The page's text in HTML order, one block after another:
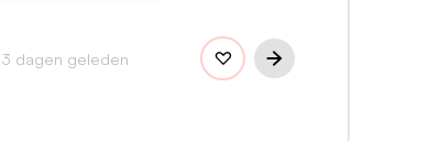
3 dagen geleden